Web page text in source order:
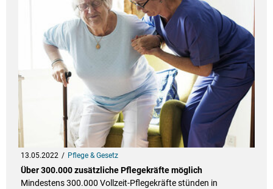
13.05.2022 Pflege & Gesetz
Über 300.000 zusätzliche Pflegekräfte möglich
Mindestens 300.000 Vollzeit-Pflegekräfte stünden in